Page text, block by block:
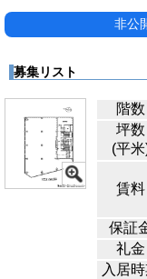
非公
募集リスト
階数
坪数
(平
賃料
保証
礼金
入居